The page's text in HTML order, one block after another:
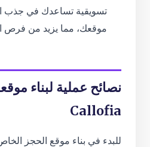
تسويقية تساعدك في جذب
موقعك، مما يزيد من فرص
نصائح عملية لبناء
Callofia
للبدء في بناء موقع الحجز